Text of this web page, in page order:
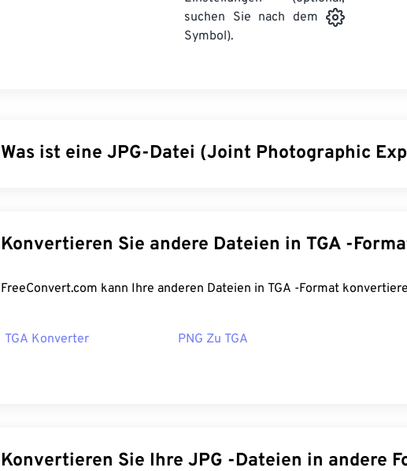
suchen Sie nach dem
Symbol).
Was ist eine JPG-Datei (Joint Photographic
Grund für seine weite Verbreitung. Aufgrund ihrer relativ geringen
Dateien hervorragend für den Transport im Internet und dieKonvertieren Sie andere Dateien in TGA -
FreeConvert.com kann Ihre anderen Dateien in TGA -Format
TGA Konverter PNG Zu TGA
Konvertieren Sie Ihre JPG -Dateien in